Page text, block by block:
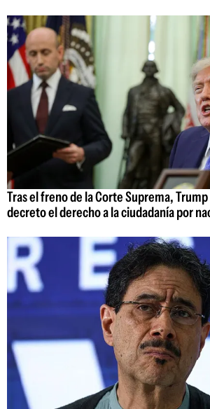
Tras el freno de la Corte Suprema,
decreto el derecho a la ciudadanía por